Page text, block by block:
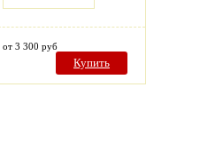
от 3 300 руб
Купить